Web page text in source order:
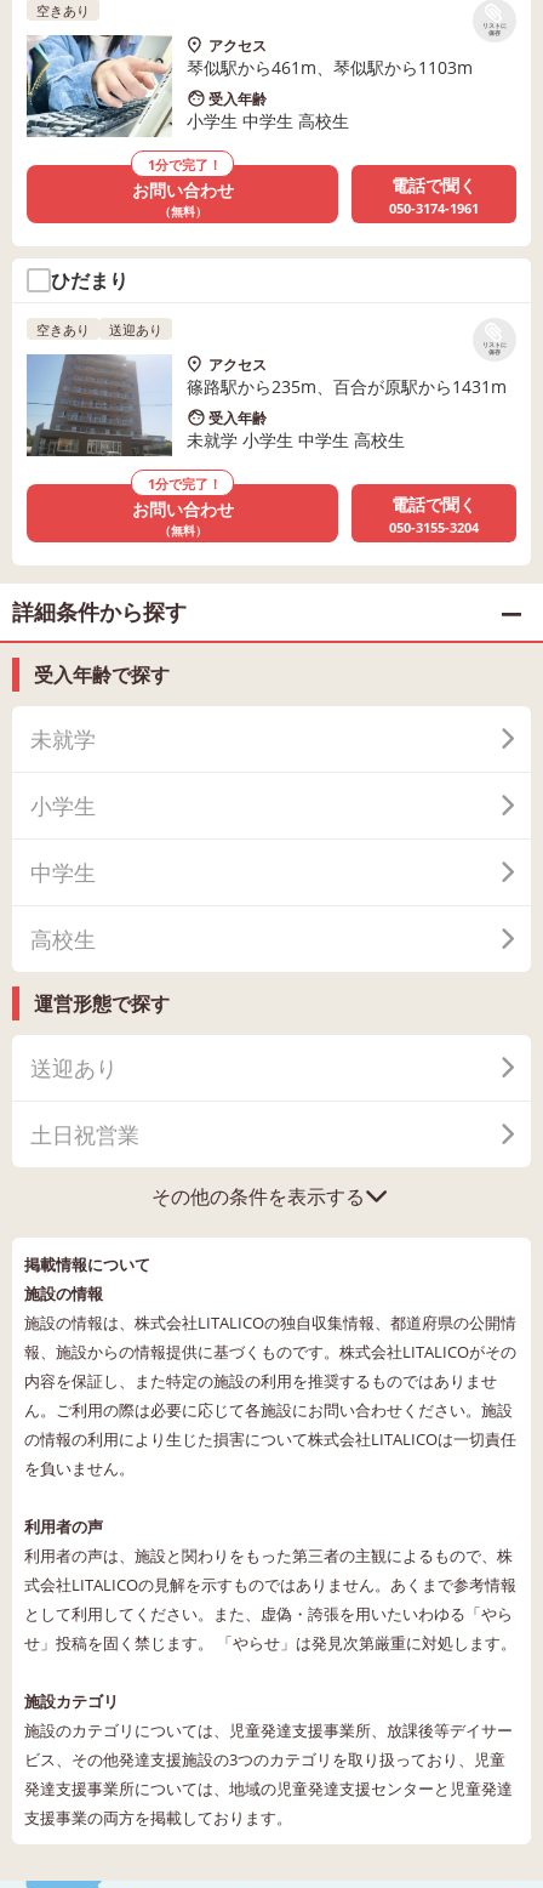
リストに
保存
空きあり
アクセス
琴似駅から461m、琴似駅から1103m
受入年齢
小学生 中学生 高校生
1分で完了！
お問い合わせ
（無料）
電話で聞く
050-3174-1961
ひだまり
リストに
保存
空きあり 送迎あり
アクセス
篠路駅から235m、百合が原駅から1431m
受入年齢
未就学 小学生 中学生 高校生
1分で完了！
お問い合わせ
（無料）
電話で聞く
050-3155-3204
詳細条件から探す
受入年齢で探す
未就学
小学生
中学生
高校生
運営形態で探す
送迎あり
土日祝営業
その他の条件を表示する
掲載情報について
施設の情報
施設の情報は、株式会社LITALICOの独自収集情報、都道府県の公開情
報、施設からの情報提供に基づくものです。株式会社LITALICOがその
内容を保証し、また特定の施設の利用を推奨するものではありませ
ん。ご利用の際は必要に応じて各施設にお問い合わせください。施設
の情報の利用により生じた損害について株式会社LITALICOは一切責任
を負いません。
利用者の声
利用者の声は、施設と関わりをもった第三者の主観によるもので、株
式会社LITALICOの見解を示すものではありません。あくまで参考情報
として利用してください。また、虚偽・誇張を用いたいわゆる「やら
せ」投稿を固く禁じます。 「やらせ」は発見次第厳重に対処します。
施設カテゴリ
施設のカテゴリについては、児童発達支援事業所、放課後等デイサー
ビス、その他発達支援施設の3つのカテゴリを取り扱っており、児童
発達支援事業所については、地域の児童発達支援センターと児童発達
支援事業の両方を掲載しております。